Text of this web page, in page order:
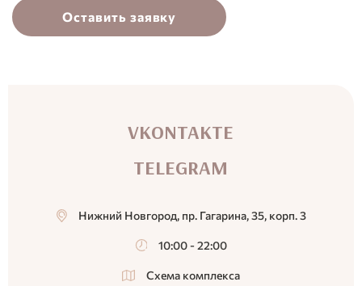
Оставить заявку
VKONTAKTE
TELEGRAM
Нижний Новгород, пр. Гагарина, 35, корп. 3
10:00 - 22:00
Схема комплекса